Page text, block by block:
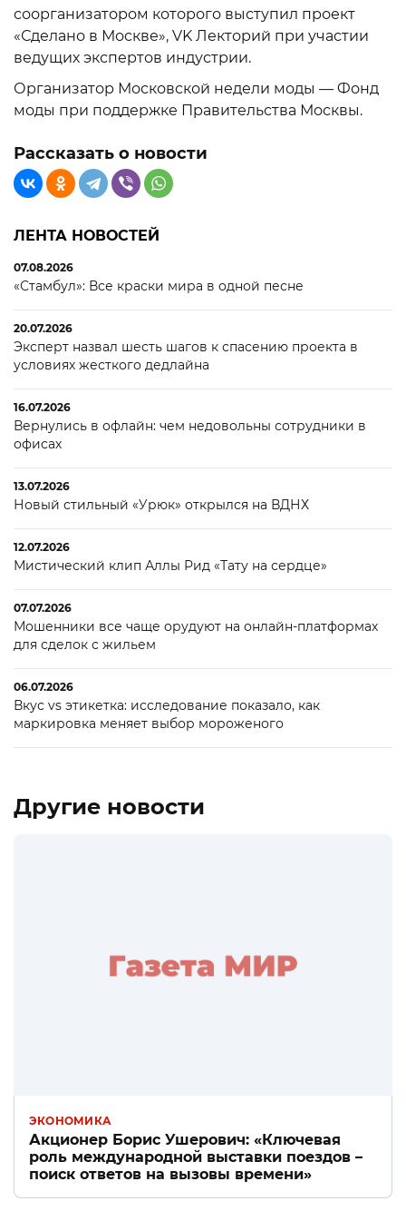
соорганизатором которого выступил проект
«Сделано в Москве», VK Лекторий при участии
ведущих экспертов индустрии.
Организатор Московской недели моды — Фонд
моды при поддержке Правительства Москвы.
Рассказать о новости
ЛЕНТА НОВОСТЕЙ
07.08.2026
«Стамбул»: Все краски мира в одной песне
20.07.2026
Эксперт назвал шесть шагов к спасению проекта в
условиях жесткого дедлайна
16.07.2026
Вернулись в офлайн: чем недовольны сотрудники в
офисах
13.07.2026
Новый стильный «Урюк» открылся на ВДНХ
12.07.2026
Мистический клип Аллы Рид «Тату на сердце»
07.07.2026
Мошенники все чаще орудуют на онлайн-платформах
для сделок с жильем
06.07.2026
Вкус vs этикетка: исследование показало, как
маркировка меняет выбор мороженого
Другие новости
ЭКОНОМИКА
Акционер Борис Ушерович: «Ключевая
роль международной выставки поездов –
поиск ответов на вызовы времени»